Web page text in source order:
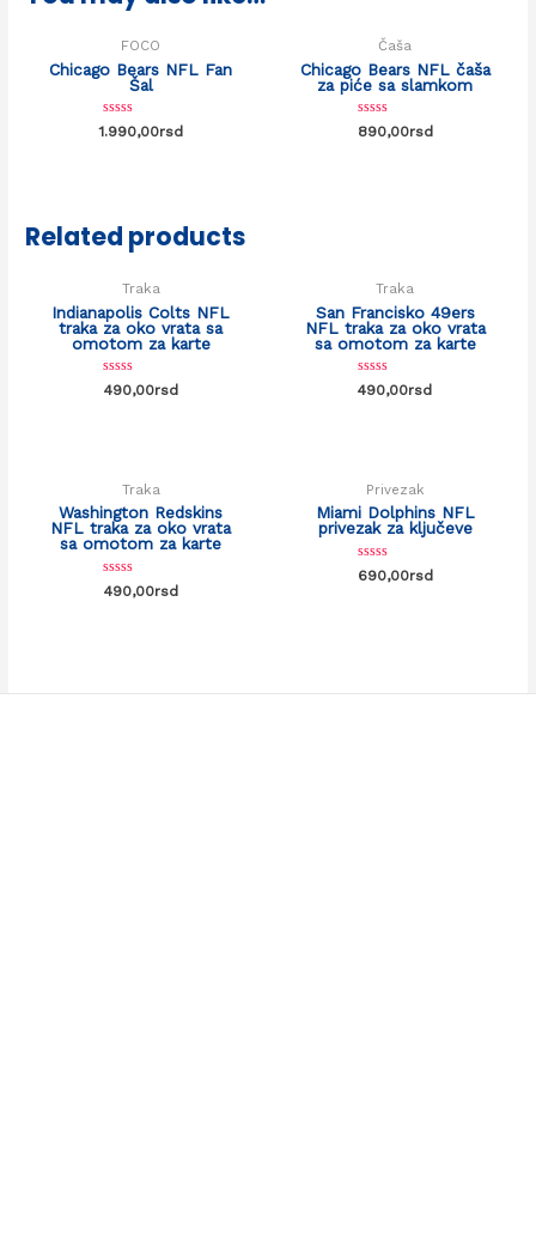
FOCO
Chicago Bears NFL Fan
Šal
Rated
0
1.990,00rsd
Čaša
Chicago Bears NFL čaša
za piće sa slamkom
Rated
0
890,00rsd
Related products
Traka
Indianapolis Colts NFL
traka za oko vrata sa
omotom za karte
Rated
0
490,00rsd
Traka
San Francisko 49ers
NFL traka za oko vrata
sa omotom za karte
Rated
0
490,00rsd
Traka
Washington Redskins
NFL traka za oko vrata
sa omotom za karte
Rated
0
490,00rsd
Privezak
Miami Dolphins NFL
privezak za ključeve
Rated
0
690,00rsd